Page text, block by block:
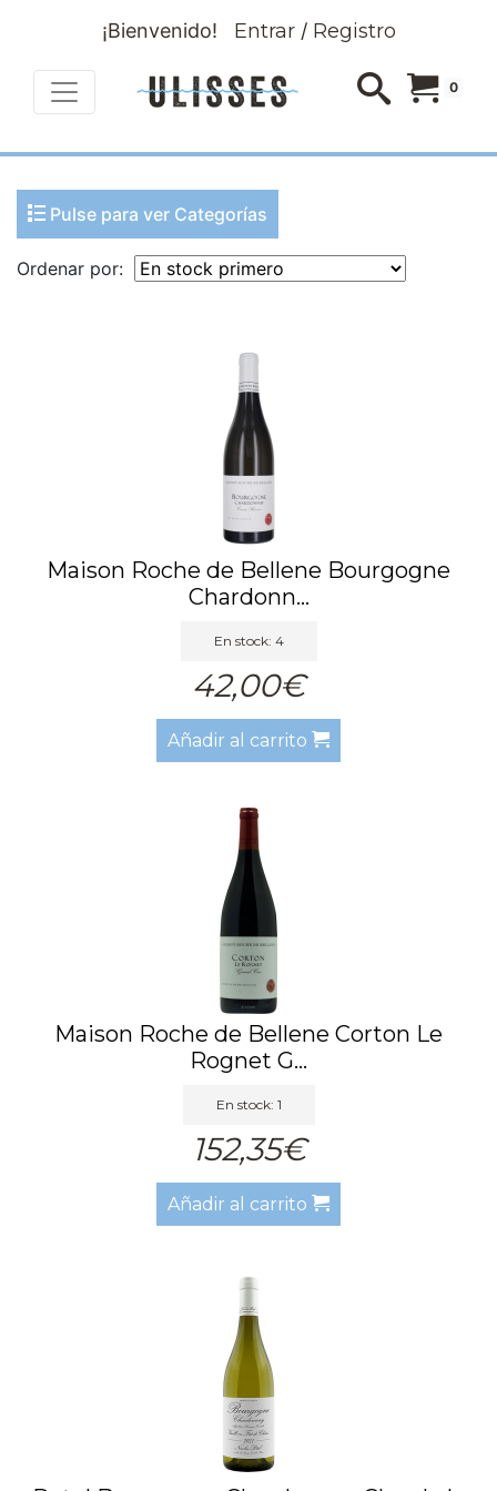
¡Bienvenido! Entrar/ Registro
0
Pulse para ver Categorías
Ordenar por:
Maison Roche de Bellene Bourgogne
Chardonn...
En stock: 4
42,00€
Añadir al carrito
Maison Roche de Bellene Corton Le
Rognet G...
En stock: 1
152,35€
Añadir al carrito